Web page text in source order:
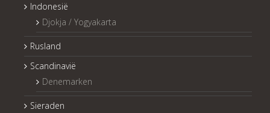
Indonesië
Djokja / Yogyakarta
Rusland
Scandinavië
Denemarken
Sieraden